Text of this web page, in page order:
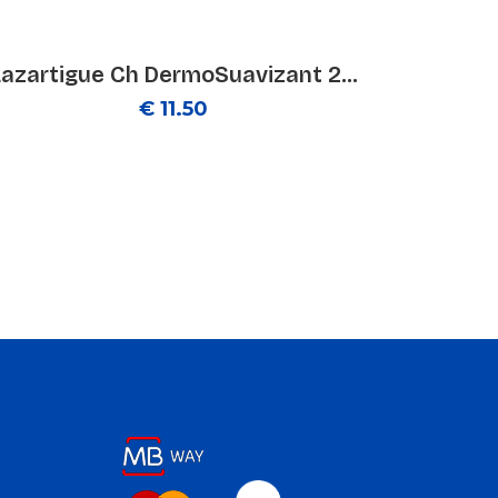
Ch DermoSuavizant 2...
€ 11.50